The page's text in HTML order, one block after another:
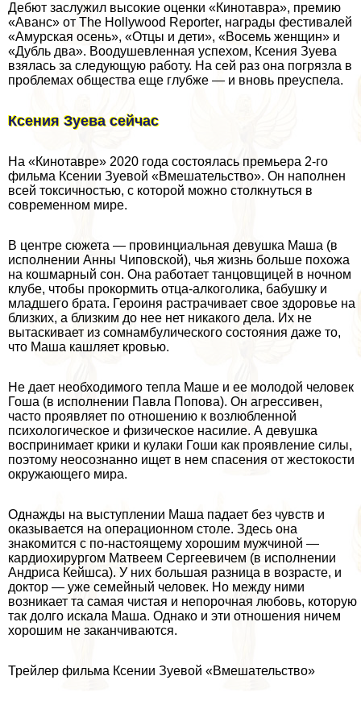
Дебют заслужил высокие оценки «Кинотавра», премию
«Аванс» от The Hollywood Reporter, награды фестивалей
«Амурская осень», «Отцы и дети», «Восемь женщин» и
«Дубль два». Воодушевленная успехом, Ксения Зуева
взялась за следующую работу. На сей раз она погрязла в
проблемах общества еще глубже — и вновь преуспела.
Ксения Зуева сейчас
На «Кинотавре» 2020 года состоялась премьера 2-го
фильма Ксении Зуевой «Вмешательство». Он наполнен
всей токсичностью, с которой можно столкнуться в
современном мире.
В центре сюжета — провинциальная дeвyшка Маша (в
исполнении Анны Чиповской), чья жизнь больше похожа
на кошмарный сон. Она работает танцовщицей в ночном
клубе, чтобы прокормить отца-алкоголика, бабушку и
младшего брата. Героиня растрачивает свое здоровье на
близких, а близким до нее нет никакого дела. Их не
вытаскивает из сомнамбулического состояния даже то,
что Маша кашляет кровью.
Не дает необходимого тепла Маше и ее молодой человек
Гоша (в исполнении Павла Попова). Он агрессивен,
часто проявляет по отношению к возлюбленной
психологическое и физическое насилие. А дeвyшка
воспринимает крики и кулаки Гоши как проявление силы,
поэтому неосознанно ищет в нем спасения от жестокости
окружающего мира.
Однажды на выступлении Маша падает без чувств и
оказывается на операционном столе. Здесь она
знакомится с по-настоящему хорошим мужчиной —
кардиохирургом Матвеем Сергеевичем (в исполнении
Андриса Кейшса). У них большая разница в возрасте, и
доктор — уже семейный человек. Но между ними
возникает та самая чистая и непорочная любовь, которую
так долго искала Маша. Однако и эти отношения ничем
хорошим не заканчиваются.
Трейлер фильма Ксении Зуевой «Вмешательство»